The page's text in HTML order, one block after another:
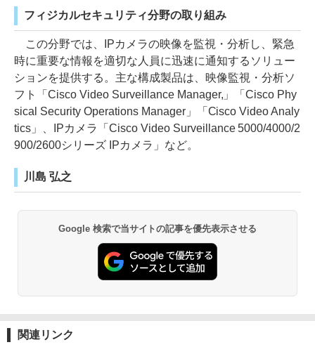
フィジカルセキュリティ分野の取り組み
この分野では、IPカメラの映像を監視・分析し、緊急
時に重要な情報を適切な人員に迅速に通知するソリュー
ションを提供する。主な構成製品は、映像監視・分析ソ
フト「Cisco Video Surveillance Manager,」「Cisco Phy
sical Security Operations Manager」「Cisco Video Analy
tics」、IPカメラ「Cisco Video Surveillance 5000/4000/2
900/2600シリーズ IPカメラ」など。
川島 弘之
Google 検索で当サイトの記事を優先表示させる
関連リンク